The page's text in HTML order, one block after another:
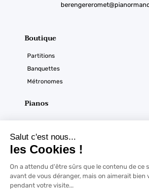
Boutique
Partitions
Banquettes
Métronomes
Pianos
Numériques
Horaires :
Du mardi au samedi